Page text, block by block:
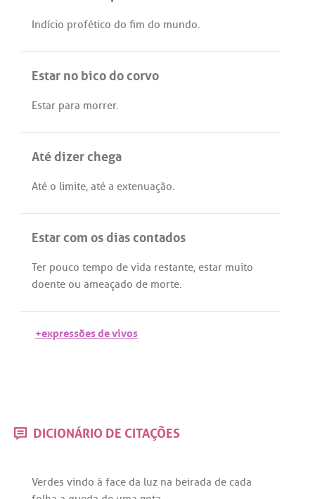
Indício profético do fim do mundo.
Estar no bico do corvo
Estar para morrer.
Até dizer chega
Até o limite, até a extenuação.
Estar com os dias contados
Ter pouco tempo de vida restante, estar muito
doente ou ameaçado de morte.
+expressões de vivos
DICIONÁRIO DE CITAÇÕES
Verdes vindo à face da luz na beirada de cada